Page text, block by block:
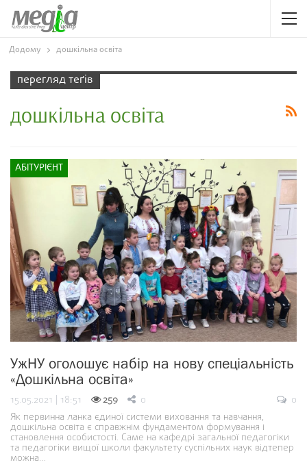
Додому дошкільна освіта
перегляд теґів
дошкільна освіта
АБІТУРІЄНТ
УжНУ оголошує набір на нову спеціальність
«Дошкільна освіта»
15.05.2021 | 18:51 259 0
0
Як первинна ланка єдиної системи виховання та навчання,
дошкільна освіта є справжнім фундаментом формування і
становлення особистості. Саме на кафедрі загальної педагогіки
та педагогіки вищої школи факультету суспільних наук відтепер
можна…